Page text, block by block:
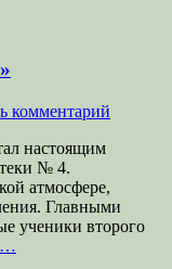
комментарий
настоящим
№ 4.
атмосфере,
Главными
ученики второго